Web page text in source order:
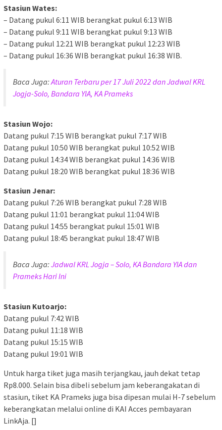
Stasiun Wates:
– Datang pukul 6:11 WIB berangkat pukul 6:13 WIB
– Datang pukul 9:11 WIB berangkat pukul 9:13 WIB
– Datang pukul 12:21 WIB berangkat pukul 12:23 WIB
– Datang pukul 16:36 WIB berangkat pukul 16:38 WIB.
Baca Juga: Aturan Terbaru per 17 Juli 2022 dan Jadwal KRL
Jogja-Solo, Bandara YIA, KA Prameks
Stasiun Wojo:
Datang pukul 7:15 WIB berangkat pukul 7:17 WIB
Datang pukul 10:50 WIB berangkat pukul 10:52 WIB
Datang pukul 14:34 WIB berangkat pukul 14:36 WIB
Datang pukul 18:20 WIB berangkat pukul 18:36 WIB
Stasiun Jenar:
Datang pukul 7:26 WIB berangkat pukul 7:28 WIB
Datang pukul 11:01 berangkat pukul 11:04 WIB
Datang pukul 14:55 berangkat pukul 15:01 WIB
Datang pukul 18:45 berangkat pukul 18:47 WIB
Baca Juga: Jadwal KRL Jogja – Solo, KA Bandara YIA dan
Prameks Hari Ini
Stasiun Kutoarjo:
Datang pukul 7:42 WIB
Datang pukul 11:18 WIB
Datang pukul 15:15 WIB
Datang pukul 19:01 WIB
Untuk harga tiket juga masih terjangkau, jauh dekat tetap
Rp8.000. Selain bisa dibeli sebelum jam keberangakatan di
stasiun, tiket KA Prameks juga bisa dipesan mulai H-7 sebelum
keberangkatan melalui online di KAI Acces pembayaran
LinkAja. []